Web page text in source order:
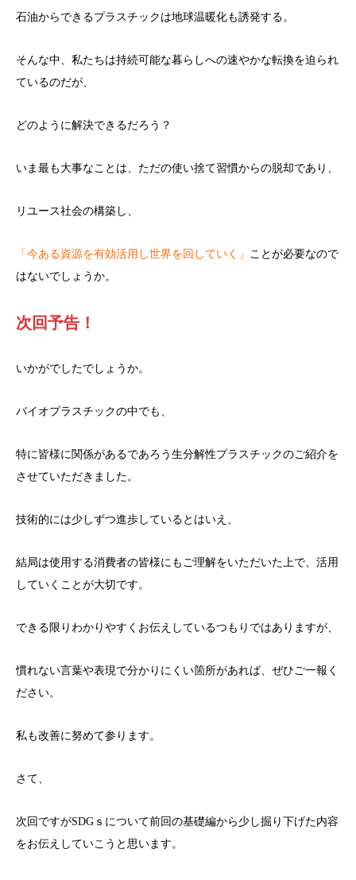
石油からできるプラスチックは地球温暖化も誘発する。
そんな中、私たちは持続可能な暮らしへの速やかな転換を迫られ
ているのだが、
どのように解決できるだろう？
いま最も大事なことは、ただの使い捨て習慣からの脱却であり、
リユース社会の構築し、
「今ある資源を有効活用し世界を回していく」 ことが必要なので
はないでしょうか。
次回予告！
いかがでしたでしょうか。
バイオプラスチックの中でも、
特に皆様に関係があるであろう生分解性プラスチックのご紹介を
させていただきました。
技術的には少しずつ進歩しているとはいえ、
結局は使用する消費者の皆様にもご理解をいただいた上で、活用
していくことが大切です。
できる限りわかりやすくお伝えしているつもりではありますが、
慣れない言葉や表現で分かりにくい箇所があれば、ぜひご一報く
ださい。
私も改善に努めて参ります。
さて、
次回ですがSDGｓについて前回の基礎編から少し掘り下げた内容
をお伝えしていこうと思います。